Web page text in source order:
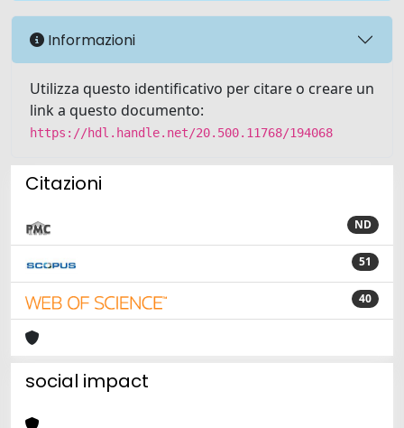
Informazioni
Utilizza questo identificativo per citare o creare un
link a questo documento:
https://hdl.handle.net/20.500.11768/194068
Citazioni
ND
51
40
social impact